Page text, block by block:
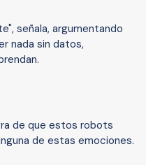
señala, argumentando
nada sin datos,
de que estos robots
de estas emociones.